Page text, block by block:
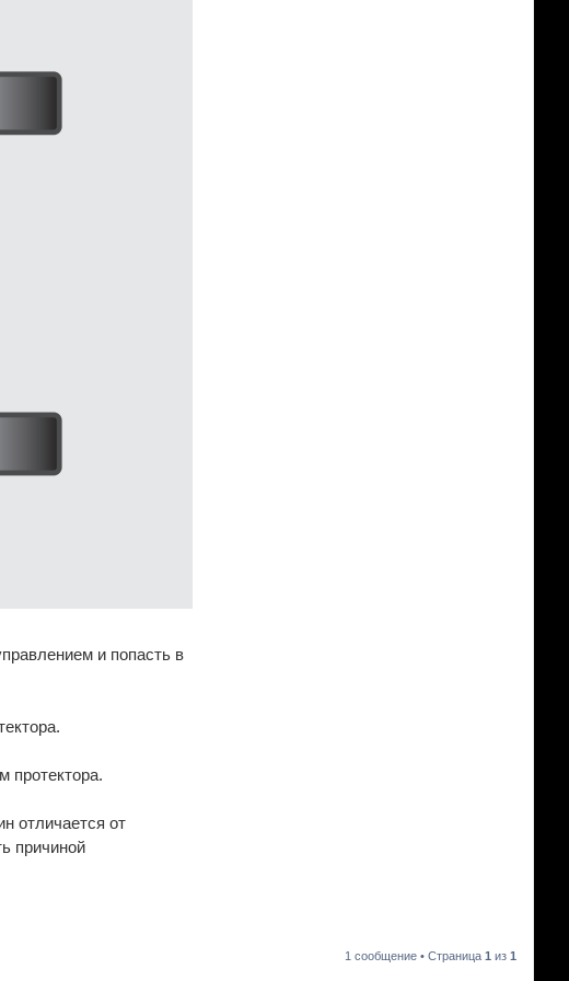
и попасть в
протектора.
отличается от
причиной
1 сообщение • Страница 1 из 1